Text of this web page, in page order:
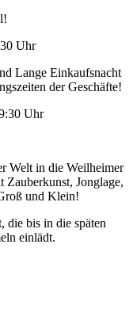
Uhr
Lange Einkaufsnacht
der Geschäfte!
Uhr
Welt in die Weilheimer
Zauberkunst, Jonglage,
und Klein!
die bis in die späten
einlädt.